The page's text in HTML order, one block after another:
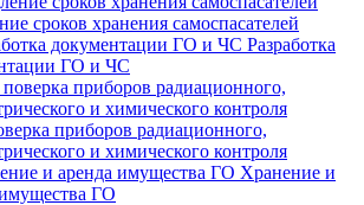
сроков хранения самоспасателей
Разработка
ГО и ЧС
приборов радиационного,
и химического контроля
Хранение и
ГО